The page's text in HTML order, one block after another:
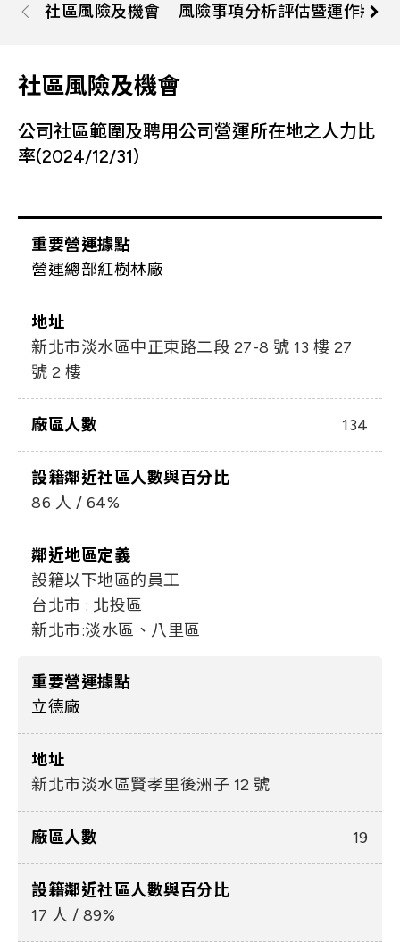
聯絡我們
新北市淡水區中正東路2段27-8號13樓
社區風險及機會 風險事項分析評估暨運作狀況
社區風險及機會
公司社區範圍及聘用公司營運所在地之人力比
率(2024/12/31)
重要營運據點
營運總部紅樹林廠
地址
新北市淡水區中正東路二段 27-8 號 13 樓 27
號 2 樓
廠區人數 134
設籍鄰近社區人數與百分比
86 人 / 64%
鄰近地區定義
設籍以下地區的員工
台北市 : 北投區
新北市:淡水區、八里區
重要營運據點
立德廠
地址
新北市淡水區賢孝里後洲子 12 號
廠區人數 19
設籍鄰近社區人數與百分比
17 人 / 89%